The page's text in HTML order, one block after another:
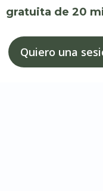
gratuita de 20
Quiero una